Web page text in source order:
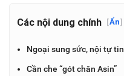
Các nội dung chính [Ẩn]
Ngoại sung sức, nội tự tin
Cần che “gót chân Asin”